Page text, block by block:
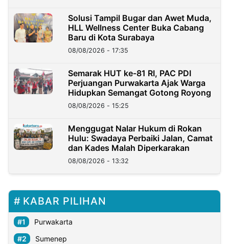
Solusi Tampil Bugar dan Awet Muda,
HLL Wellness Center Buka Cabang
Baru di Kota Surabaya
08/08/2026 - 17:35
Semarak HUT ke-81 RI, PAC PDI
Perjuangan Purwakarta Ajak Warga
Hidupkan Semangat Gotong Royong
08/08/2026 - 15:25
Menggugat Nalar Hukum di Rokan
Hulu: Swadaya Perbaiki Jalan, Camat
dan Kades Malah Diperkarakan
08/08/2026 - 13:32
KABAR PILIHAN
Purwakarta
Sumenep